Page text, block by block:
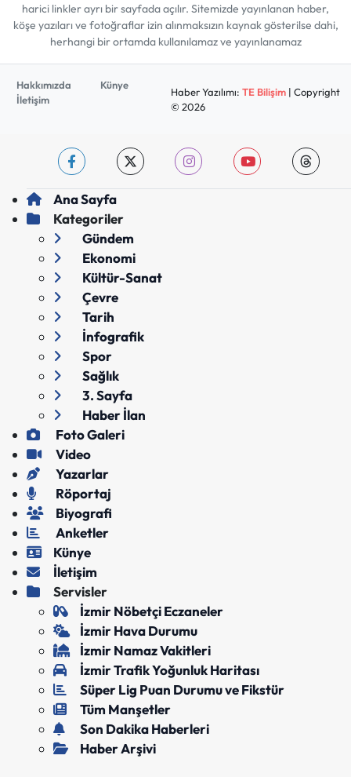
harici linkler ayrı bir sayfada açılır. Sitemizde yayınlanan haber,
köşe yazıları ve fotoğraflar izin alınmaksızın kaynak gösterilse dahi,
herhangi bir ortamda kullanılamaz ve yayınlanamaz
Hakkımızda
Künye
İletişim
Haber Yazılımı: TE Bilişim| Copyright
© 2026
Ana Sayfa
Kategoriler
Gündem
Ekonomi
Kültür-Sanat
Çevre
Tarih
İnfografik
Spor
Sağlık
3. Sayfa
Haber İlan
Foto Galeri
Video
Yazarlar
Röportaj
Biyografi
Anketler
Künye
İletişim
Servisler
İzmir Nöbetçi Eczaneler
İzmir Hava Durumu
İzmir Namaz Vakitleri
İzmir Trafik Yoğunluk Haritası
Süper Lig Puan Durumu ve Fikstür
Tüm Manşetler
Son Dakika Haberleri
Haber Arşivi